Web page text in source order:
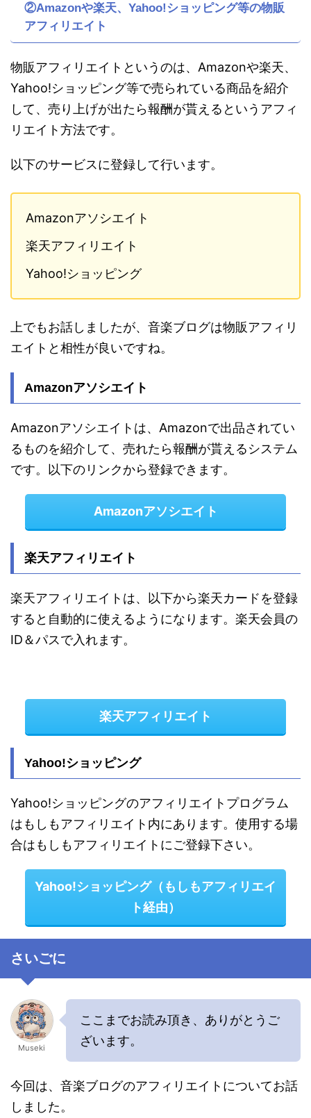
②Amazonや楽天、Yahoo!ショッピング等の物販
アフィリエイト
物販アフィリエイトというのは、Amazonや楽天、
Yahoo!ショッピング等で売られている商品を紹介
して、売り上げが出たら報酬が貰えるというアフィ
リエイト方法です。
以下のサービスに登録して行います。
Amazonアソシエイト
楽天アフィリエイト
Yahoo!ショッピング
上でもお話しましたが、音楽ブログは物販アフィリ
エイトと相性が良いですね。
Amazonアソシエイト
Amazonアソシエイトは、Amazonで出品されてい
るものを紹介して、売れたら報酬が貰えるシステム
です。以下のリンクから登録できます。
Amazonアソシエイト
楽天アフィリエイト
楽天アフィリエイトは、以下から楽天カードを登録
すると自動的に使えるようになります。楽天会員の
ID＆パスで入れます。
楽天アフィリエイト
Yahoo!ショッピング
Yahoo!ショッピングのアフィリエイトプログラム
はもしもアフィリエイト内にあります。使用する場
合はもしもアフィリエイトにご登録下さい。
Yahoo!ショッピング（もしもアフィリエイ
ト経由）
さいごに
Museki
ここまでお読み頂き、ありがとうご
ざいます。
今回は、音楽ブログのアフィリエイトについてお話
しました。